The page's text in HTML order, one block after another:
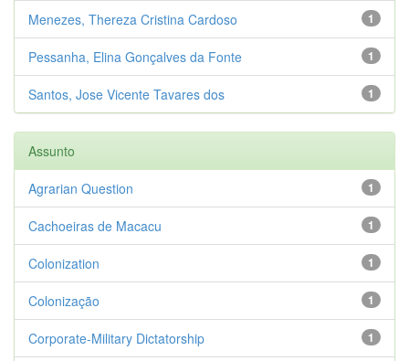
1
Menezes, Thereza Cristina Cardoso
1
Pessanha, Elina Gonçalves da Fonte
1
Santos, Jose Vicente Tavares dos
Assunto
1
Agrarian Question
1
Cachoeiras de Macacu
1
Colonization
1
Colonização
1
Corporate-Military Dictatorship